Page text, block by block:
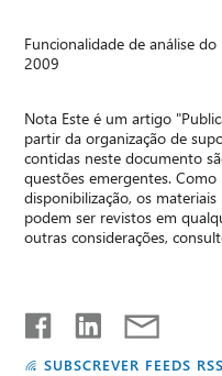
Funcionalidade de análise
2009
Nota Este é um artigo
partir da organização de
contidas neste documento
questões emergentes.
disponibilização, os
podem ser revistos em
outras considerações,
SUBSCREVER FEEDS RSS